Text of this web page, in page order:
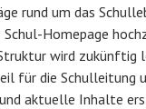
rund um das
Homepage
wird zukünftig
für die Schulleitung
aktuelle Inhalte